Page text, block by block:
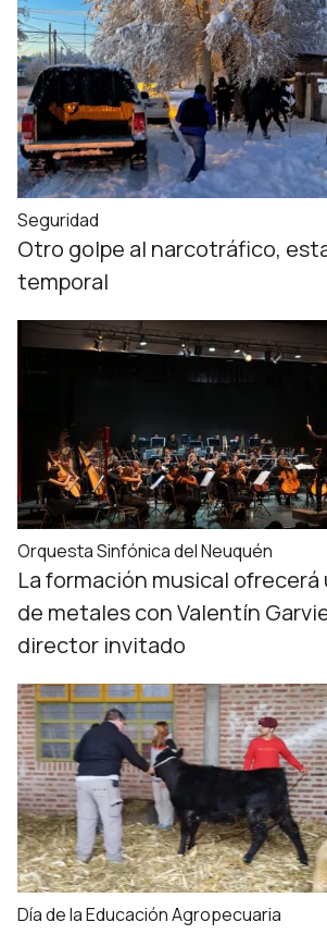
Seguridad
Otro golpe al narcotráfico,
temporal
Orquesta Sinfónica del Neuquén
La formación musical
de metales con Valentín
director invitado
Día de la Educación Agropecuaria